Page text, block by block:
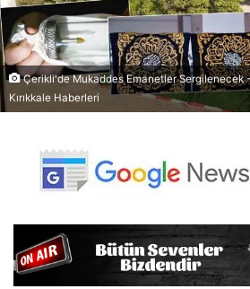
Çerikli'de Mukaddes Emanetler Sergilenecek -
Kırıkkale Haberleri